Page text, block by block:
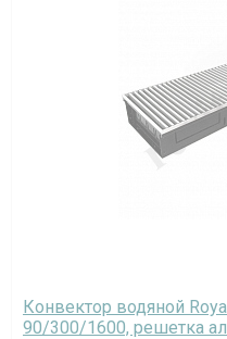
Конвектор водяной
90/300/1600, решетка